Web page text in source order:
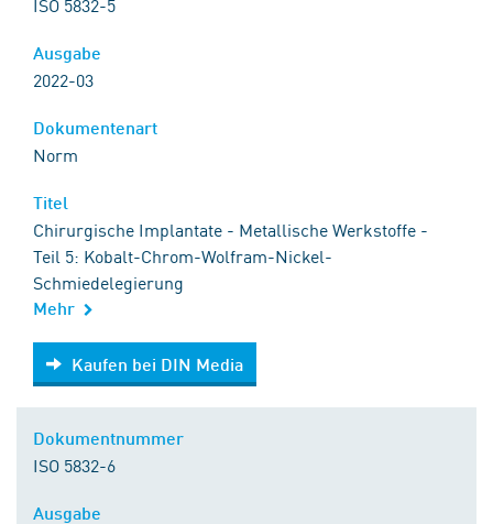
2022-03
Norm
Chirurgische Implantate - Metallische Werkstoffe -
Teil 5: Kobalt-Chrom-Wolfram-Nickel-
Schmiedelegierung
Mehr
Kaufen bei DIN Media
Kaufen bei DIN Media
ISO 5832-6